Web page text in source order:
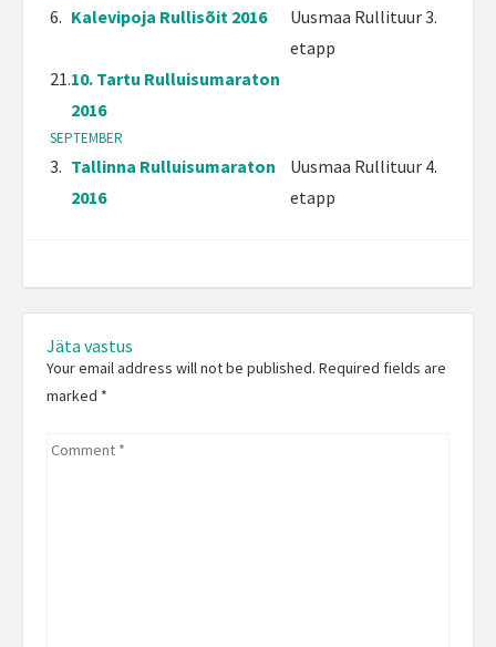
6. Kalevipoja Rullisõit 2016
Uusmaa Rullituur 3.
etapp
21.10. Tartu Rulluisumaraton
2016
SEPTEMBER
3. Tallinna Rulluisumaraton
2016
Uusmaa Rullituur 4.
etapp
Jäta vastus
Your email address will not be published. Required fields are
marked *
Comment